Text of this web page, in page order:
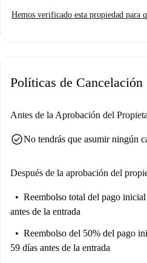
Hemos verificado esta propiedad para
Políticas de Cancelación
Antes de la Aprobación del
check_circleNo tendrás que asumir ningún
Después de la aprobación del
Reembolso total del pago inicial
antes de la entrada
Reembolso del 50% del pago
59 días antes de la entrada